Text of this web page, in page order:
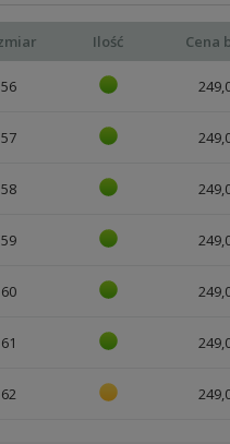
Ilość Cena
56
57
58
59
60
61
62